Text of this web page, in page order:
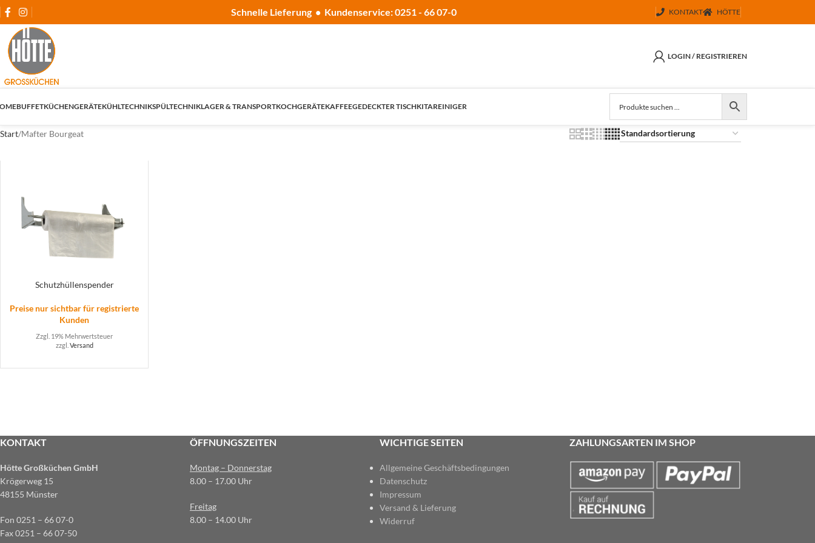
Schnelle Lieferung • Kundenservice: 0251 - 66 07-0 KONTAKT HÖTTE
LOGIN / REGISTRIEREN
BUFFETKÜCHENGERÄTEKÜHLTECHNIKSPÜLTECHNIKLAGER & TRANSPORTKOCHGERÄTEKAFFEEGEDECKTER TISCHKITAREINIGER
Start Mafter Bourgeat
Schutzhüllenspender
Preise nur sichtbar für registrierte
Kunden
Zzgl. 19% Mehrwertsteuer
zzgl. Versand
KONTAKT
Hötte Großküchen GmbH
Krögerweg 15
48155 Münster
Fon 0251 – 66 07-0
Fax 0251 – 66 07-50
ÖFFNUNGSZEITEN
Montag – Donnerstag
8.00 – 17.00 Uhr
Freitag
8.00 – 14.00 Uhr
WICHTIGE SEITEN
Allgemeine Geschäftsbedingungen
Datenschutz
Impressum
Versand & Lieferung
Widerruf
ZAHLUNGSARTEN IM SHOP